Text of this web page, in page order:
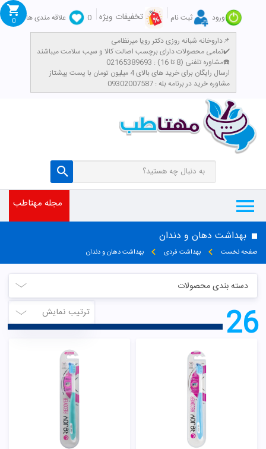
ورود ثبت نام تخفیفات ویژه 0
علاقه مندی ها
داروخانه شبانه روزی دکتر رویا میرنظامی📌
تمامی محصولات دارای برچسب اصالت کالا و سیب سلامت میباشند✔️
مشاوره تلفنی (8 تا 16) : 02165389693☎️
​ارسال رایگان برای خرید های بالای 4 میلیون تومان با پست پیشتاز
مشاوره خرید در برنامه بله : 09302007587
0
مجله مهتاطب
بهداشت دهان و دندان
صفحه نخست بهداشت فردی بهداشت دهان و دندان
دسته بندی محصولات
ترتیب نمایش
26